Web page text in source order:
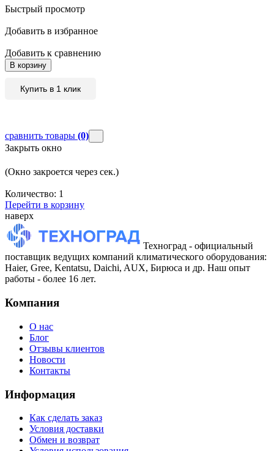
Быстрый просмотр
Добавить в избранное
Добавить к сравнению
В корзину
Купить в 1 клик
сравнить товары (0)
Закрыть окно
(Окно закроется через сек.)
Количество: 1
Перейти в корзину
наверх
Техноград - официальный
поставщик ведущих компаний климатического оборудования:
Haier, Gree, Kentatsu, Daichi, AUX, Бирюса и др. Наш опыт
работы - более 16 лет.
Компания
О нас
Блог
Отзывы клиентов
Новости
Контакты
Информация
Как сделать заказ
Условия доставки
Обмен и возврат